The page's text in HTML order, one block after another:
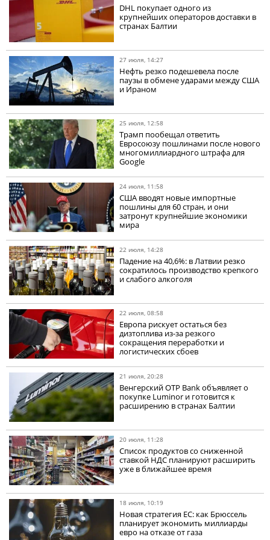
DHL покупает одного из
крупнейших операторов доставки в
странах Балтии
27 июля, 14:27
Нефть резко подешевела после
паузы в обмене ударами между США
и Ираном
25 июля, 12:58
Трамп пообещал ответить
Евросоюзу пошлинами после нового
многомиллиардного штрафа для
Google
24 июля, 11:58
США вводят новые импортные
пошлины для 60 стран, и они
затронут крупнейшие экономики
мира
22 июля, 14:28
Падение на 40,6%: в Латвии резко
сократилось производство крепкого
и слабого алкоголя
22 июля, 08:58
Европа рискует остаться без
дизтоплива из-за резкого
сокращения переработки и
логистических сбоев
21 июля, 20:28
Венгерский OTP Bank объявляет о
покупке Luminor и готовится к
расширению в странах Балтии
20 июля, 11:28
Список продуктов со сниженной
ставкой НДС планируют расширить
уже в ближайшее время
18 июля, 10:19
Новая стратегия ЕС: как Брюссель
планирует экономить миллиарды
евро на отказе от газа